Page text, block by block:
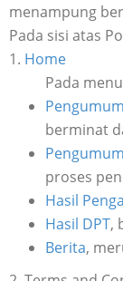
menampung
Pada sisi atas
1. Home
Pada
berminat
proses
Hasil
Hasil DPT,
Berita,